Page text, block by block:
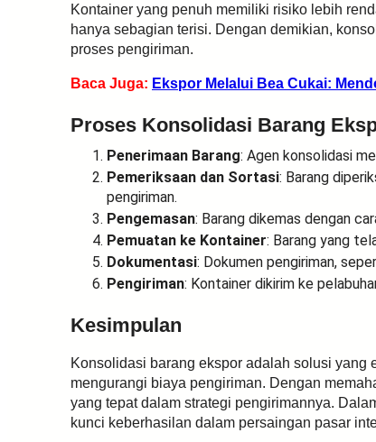
Kontainer yang penuh memiliki risiko lebih
hanya sebagian terisi. Dengan demikian,
proses pengiriman.
Baca Juga: Ekspor Melalui Bea Cukai:
Proses Konsolidasi Barang
Penerimaan Barang: Agen konsolidasi
Pemeriksaan dan Sortasi: Barang
pengiriman.
Pengemasan: Barang dikemas dengan
Pemuatan ke Kontainer: Barang yang
Dokumentasi: Dokumen pengiriman,
Pengiriman: Kontainer dikirim ke
Kesimpulan
Konsolidasi barang ekspor adalah solusi yang
mengurangi biaya pengiriman. Dengan
yang tepat dalam strategi pengirimannya.
kunci keberhasilan dalam persaingan pasar